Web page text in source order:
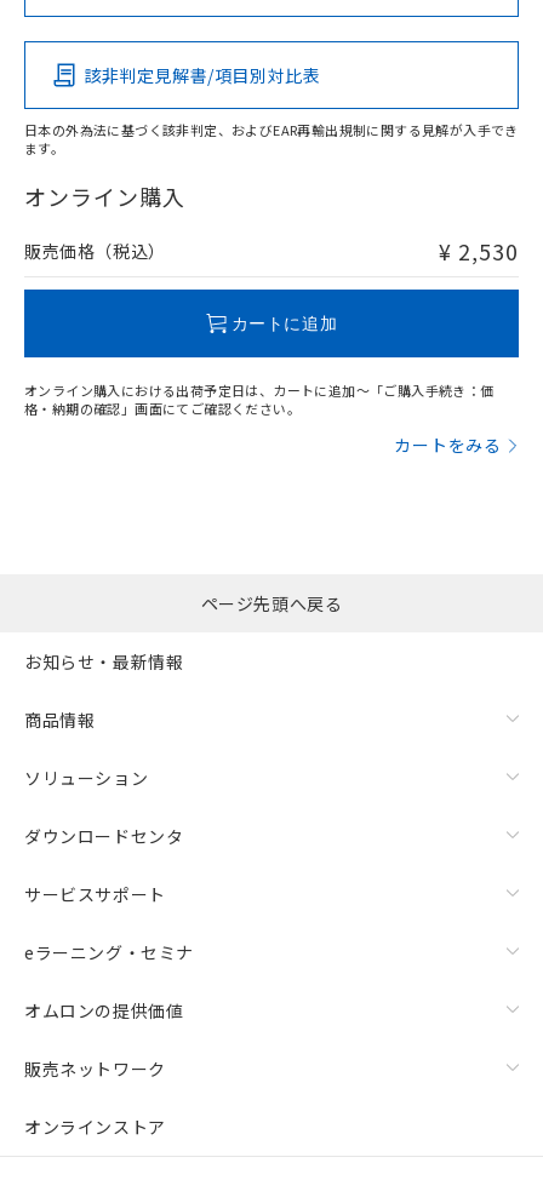
Pb Hg Cd Cr(VI)
O
在庫等で未対応品が混在する可能性があります。
問い合わせください。
該非判定見解書/項目別対比表
日本の外為法に基づく該非判定、およびEAR再輸出規制に関する見解が入手でき
ます。
オンライン購入
販売価格（税込） ¥ 2,530
カートに追加
オンライン購入における出荷予定日は、カートに追加～「ご購入手続き：価
格・納期の確認」画面にてご確認ください。
カートをみる
ページ先頭へ戻る
お知らせ・最新情報
商品情報
ソリューション
ダウンロードセンタ
サービスサポート
eラーニング・セミナ
オムロンの提供価値
販売ネットワーク
オンラインストア